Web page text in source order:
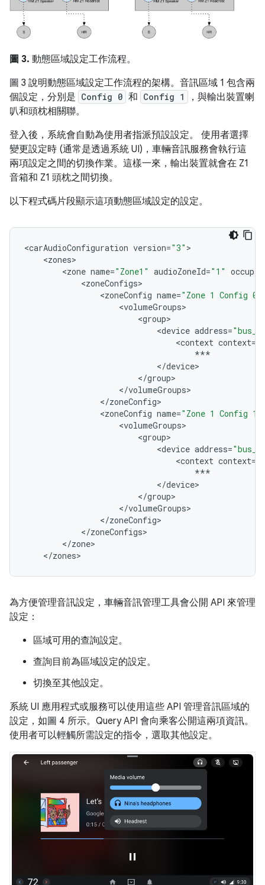
圖 3. 動態區域設定工作流程。
圖 3 說明動態區域設定工作流程的架構。音訊區域 1 包含兩
個設定，分別是 Config 0 和 Config 1
，與輸出裝置喇
叭和頭枕相關聯。
登入後，系統會自動為使用者指派預設設定。 使用者選擇
變更設定時 (通常是透過系統 UI)，車輛音訊服務會執行這
兩項設定之間的切換作業。這樣一來，輸出裝置就會在 Z1
音箱和 Z1 頭枕之間切換。
以下程式碼片段顯示這項動態區域設定的設定。
<carAudioConfiguration version="3"
<zones
<zone name="Zone1" audioZoneId="1"
<zoneConfigs
<zoneConfig name="Zone 1 Config 0"
<volumeGroups
<group
<device address=
<context context=
***
</device
</group
</volumeGroups
</zoneConfig
<zoneConfig name="Zone 1 Config 1"
<volumeGroups
<group
<device address=
<context context=
***
</device
</group
</volumeGroups
</zoneConfig
</zoneConfigs
</zone
</zones
為方便管理音訊設定，車輛音訊管理工具會公開 API 來管理
設定：
區域可用的查詢設定。
查詢目前為區域設定的設定。
切換至其他設定。
系統 UI 應用程式或服務可以使用這些 API 管理音訊區域的
設定，如圖 4 所示。Query API 會向乘客公開這兩項資訊。
使用者可以輕觸所需設定的指令，選取其他設定。